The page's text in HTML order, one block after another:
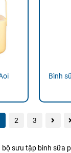
Bình
2 3
bộ sưu tập bình sữa